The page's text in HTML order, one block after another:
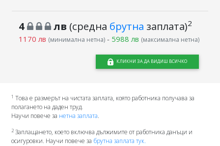
4 лв (средна брутна заплата)2
1170 лв (минимална нетна)- 5988 лв (максимална нетна)
КЛИКНИ ЗА ДА ВИДИШ ВСИЧКО
1 Това е размерът на чистата заплата, която работника получава за
полагането на даден труд.
Научи повече за нетна заплата.
2Заплащането, което включва дължимите от работника данъци и
осигуровки. Научи повече за брутна заплата тук.